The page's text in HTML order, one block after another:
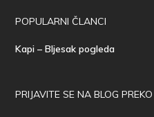
POPULARNI ČLANCI
Kapi – Bljesak pogleda
PRIJAVITE SE NA BLOG